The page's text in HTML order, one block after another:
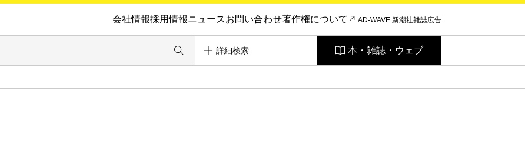
会社情報採用情報ニュースお問い合わせ著作権について AD-WAVE 新潮社雑誌広告
詳細検索 本・雑誌・ウェブ